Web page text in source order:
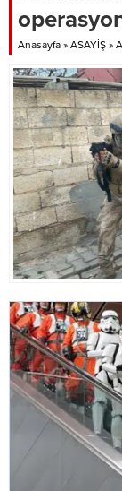
Anasayfa » ASAYİŞ »